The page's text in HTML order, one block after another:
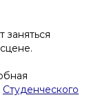
Студенческого